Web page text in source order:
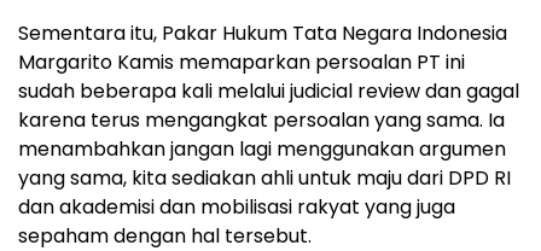
Sementara itu, Pakar Hukum Tata Negara Indonesia
Margarito Kamis memaparkan persoalan PT ini
sudah beberapa kali melalui judicial review dan gagal
karena terus mengangkat persoalan yang sama. Ia
menambahkan jangan lagi menggunakan argumen
yang sama, kita sediakan ahli untuk maju dari DPD RI
dan akademisi dan mobilisasi rakyat yang juga
sepaham dengan hal tersebut.